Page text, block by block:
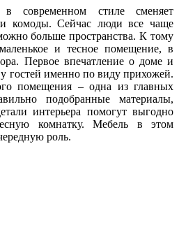
современном стиле сменяет
комоды. Сейчас люди все чаще
большепространства. К тому
и тесное помещение, в
Первое впечатление о доме и
у гостей именно по виду прихожей.
помещения – одна из главных
подобранные материалы,
интерьера помогут выгодно
комнатку. Мебель в этом
роль.